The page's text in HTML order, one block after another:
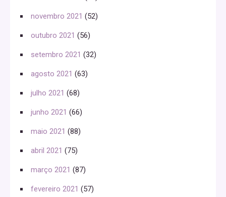
novembro 2021 (52)
outubro 2021 (56)
setembro 2021 (32)
agosto 2021 (63)
julho 2021 (68)
junho 2021 (66)
maio 2021 (88)
abril 2021 (75)
março 2021 (87)
fevereiro 2021 (57)